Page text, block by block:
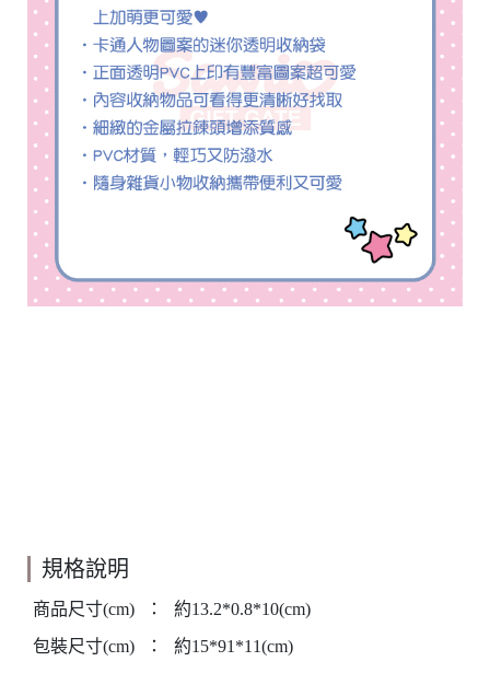
規格說明
商品尺寸(cm) ：
約13.2*0.8*10(cm)
包裝尺寸(cm)
：
約15*91*11(cm)